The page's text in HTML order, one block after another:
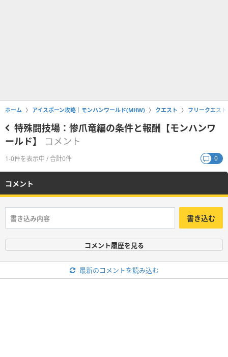
ホーム アイスボーン攻略｜モンハンワールド(MHW) クエスト フリークエスト
特殊闘技場：惨爪竜編の条件と報酬【モンハンワ
ールド】
コメント
1-0件を表示中 / 合計0件 0
コメント
書き込む
コメント履歴を見る
最新のコメントを読み込む